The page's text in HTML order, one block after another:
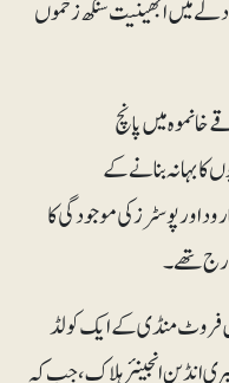
میں ابھینیت سنگھ زخموں
میں پانچ
کا بہانہ بنانے کے
اور پوسٹرز کی موجودگی کا
تھے ۔
فروٹ منڈی کے ایک کولڈ
انڈین انجینئر ہلاک، جب کہ